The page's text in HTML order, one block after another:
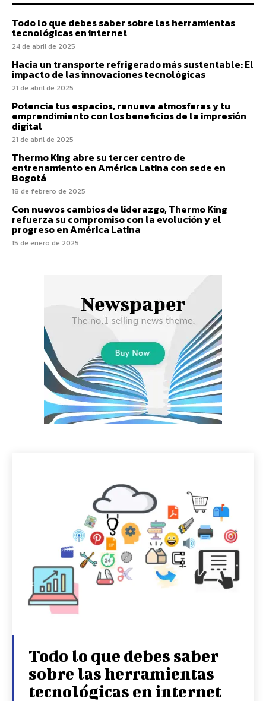
Todo lo que debes saber sobre las herramientas
tecnológicas en internet
24 de abril de 2025
Hacia un transporte refrigerado más sustentable: El
impacto de las innovaciones tecnológicas
21 de abril de 2025
Potencia tus espacios, renueva atmosferas y tu
emprendimiento con los beneficios de la impresión
digital
21 de abril de 2025
Thermo King abre su tercer centro de
entrenamiento en América Latina con sede en
Bogotá
18 de febrero de 2025
Con nuevos cambios de liderazgo, Thermo King
refuerza su compromiso con la evolución y el
progreso en América Latina
15 de enero de 2025
Todo lo que debes saber
sobre las herramientas
tecnológicas en internet